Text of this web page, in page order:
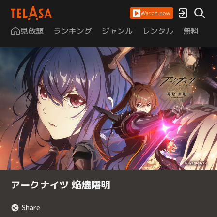
Watch now
見放題 ランキング ジャンル レンタル 無料
アークナイツ 焔燼曙明
Share